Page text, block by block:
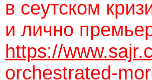
в сеутском
и лично
https://
orchestrated-